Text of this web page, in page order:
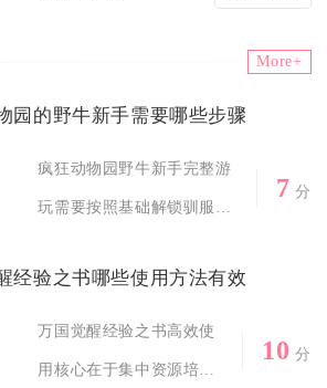
More+
园的野牛新手需要哪些步骤
疯狂动物园野牛新手完整游
玩需要按照基础解锁驯服、
7 分
经验之书哪些使用方法有效
万国觉醒经验之书高效使
用核心在于集中资源培养
10 分